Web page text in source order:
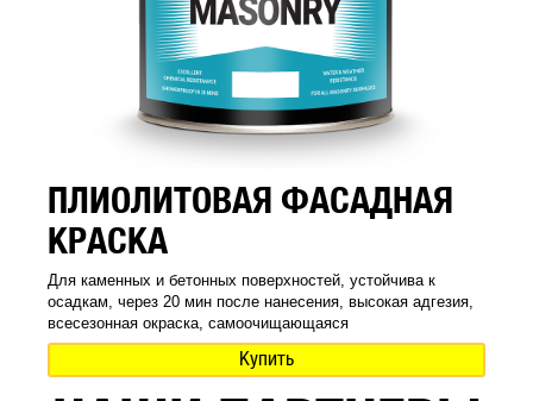
ПЛИОЛИТОВАЯ ФАСАДНАЯ
КРАСКА
Для каменных и бетонных поверхностей, устойчива к
осадкам, через 20 мин после нанесения, высокая адгезия,
всесезонная окраска, самоочищающаяся
Купить